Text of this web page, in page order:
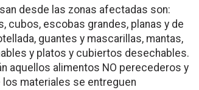
desde las zonas afectadas son:
cubos, escobas grandes, planas y de
guantes y mascarillas, mantas,
y platos y cubiertos desechables.
aquellos alimentos NO perecederos y
materiales se entreguen